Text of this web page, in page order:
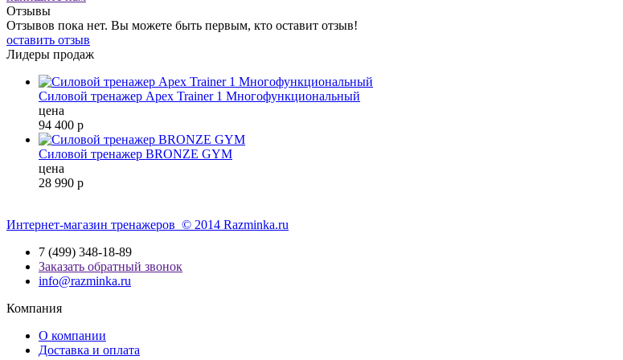
Отзывы
Отзывов пока нет. Вы можете быть первым, кто оставит отзыв!
оставить отзыв
Лидеры продаж
Силовой тренажер Apex Trainer 1 Многофункциональный
цена
94 400 р
Силовой тренажер BRONZE GYM
цена
28 990 р
Интернет-магазин тренажеров © 2014 Razminka.ru
7 (499) 348-18-89
Заказать обратный звонок
info@razminka.ru
Компания
О компании
Доставка и оплата